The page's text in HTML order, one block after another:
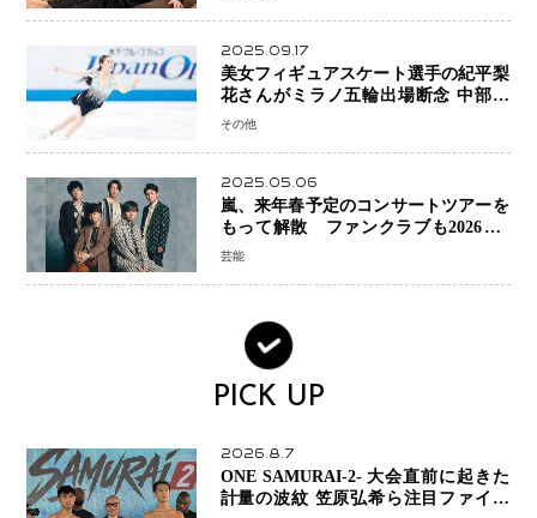
2025.09.17
美女フィギュアスケート選手の紀平梨
花さんがミラノ五輪出場断念 中部選
手権欠場を発表「安全最優先の判断」
その他
2025.05.06
嵐、来年春予定のコンサートツアーを
もって解散 ファンクラブも2026年5
月末で活動終了
芸能
PICK UP
2026.8.7
ONE SAMURAI-2- 大会直前に起きた
計量の波紋 笠原弘希ら注目ファイタ